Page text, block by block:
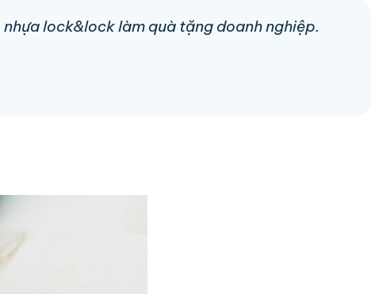
nhựa lock&lock làm quà tặng doanh nghiệp.